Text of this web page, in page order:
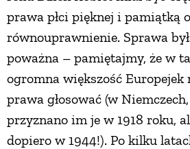
prawa płci pięknej i pamiątką
równouprawnienie. Sprawa
poważna – pamiętajmy, że w
ogromna większość Europejek
prawa głosować (w
przyznano im je w 1918 roku,
dopiero w 1944!). Po kilku